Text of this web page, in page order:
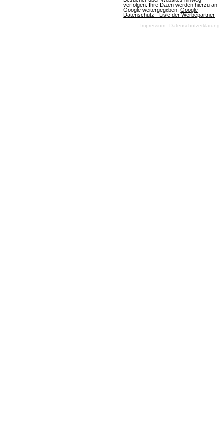
Mehr über Aureon Fußball Manager
verfolgen. Ihre Daten werden hierzu an
Google weitergegeben.Google
Datenschutz - Liste der Werbepartner
Impressum | Datenschutzerklärung